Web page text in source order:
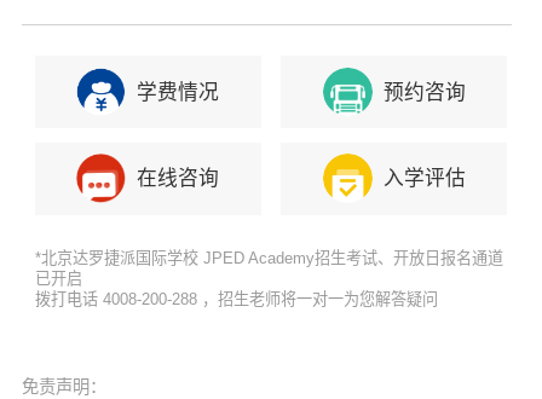
学费情况 预约咨询
在线咨询 入学评估
*北京达罗捷派国际学校 JPED Academy招生考试、开放日报名通道
已开启
拨打电话 4008-200-288 ，招生老师将一对一为您解答疑问
免责声明：